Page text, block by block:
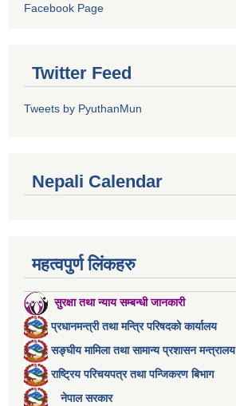
Facebook Page
Twitter Feed
Tweets by PyuthanMun
Nepali Calendar
महत्वपुर्ण लिंकहरु
सुरक्षा तथा न्याय सम्बन्धी जानकारी
प्रधानमन्त्री तथा मन्त्रि परिषदको कार्यालय
सङ्घीय मामिला तथा सामान्य प्रशासन मन्त्रालय
राष्ट्रिय परिचयपत्र तथा पन्जिकरण बिभाग
नेपाल सरकार